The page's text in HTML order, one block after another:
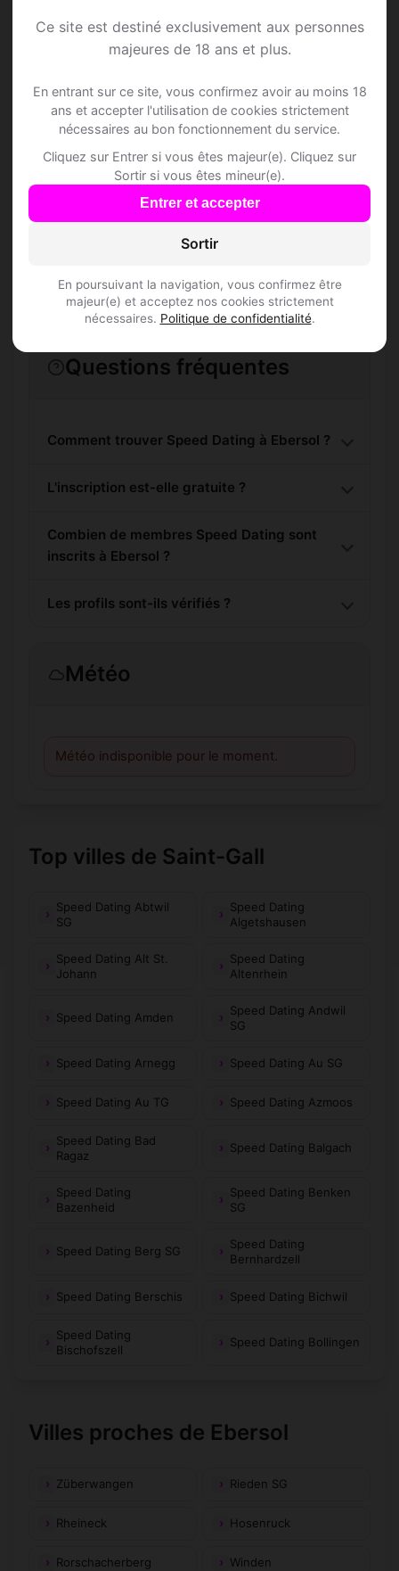
Ce site est destiné exclusivement aux personnes
majeures de 18 ans et plus.
En entrant sur ce site, vous confirmez avoir au moins 18
ans et accepter l'utilisation de cookies strictement
nécessaires au bon fonctionnement du service.
Cliquez sur Entrer si vous êtes majeur(e). Cliquez sur
Sortir si vous êtes mineur(e).
Entrer et accepter
Sortir
En poursuivant la navigation, vous confirmez être
majeur(e) et acceptez nos cookies strictement
nécessaires. Politique de confidentialité.
Speed Dating à
Ebersol
Rejoins les membres de Ebersol et des
alentours !
S'inscrire gratuitement
Questions fréquentes
Comment trouver Speed Dating à Ebersol ?
L'inscription est-elle gratuite ?
Combien de membres Speed Dating sont
inscrits à Ebersol ?
Les profils sont-ils vérifiés ?
Météo
Météo indisponible pour le moment.
Top villes de Saint-Gall
Speed Dating Abtwil
SG
Speed Dating
Algetshausen
Speed Dating Alt St.
Johann
Speed Dating
Altenrhein
Speed Dating Amden
Speed Dating Andwil
SG
Speed Dating Arnegg Speed Dating Au SG
Speed Dating Au TG Speed Dating Azmoos
Speed Dating Bad
Ragaz
Speed Dating Balgach
Speed Dating
Bazenheid
Speed Dating Benken
SG
Speed Dating Berg SG
Speed Dating
Bernhardzell
Speed Dating Berschis Speed Dating Bichwil
Speed Dating
Bischofszell
Speed Dating Bollingen
Villes proches de Ebersol
Züberwangen Rieden SG
Rheineck Hosenruck
Rorschacherberg Winden